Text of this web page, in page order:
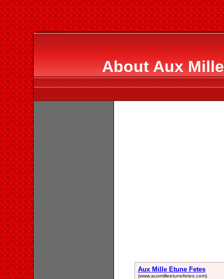
About Aux
Aux Mille Etune Fetes
(www.auxmilleetunefetes.com)